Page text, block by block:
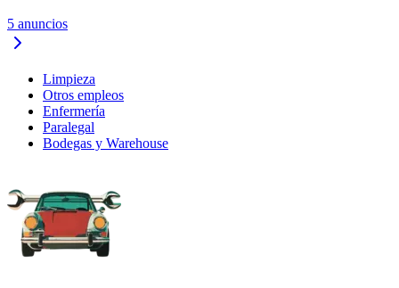
5 anuncios
Limpieza
Otros empleos
Enfermería
Paralegal
Bodegas y Warehouse